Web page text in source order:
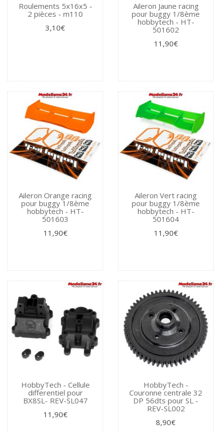
Roulements 5x16x5 -
2 pièces - m110
3,10€
Aileron Jaune racing
pour buggy 1/8ème
hobbytech - HT-
501602
11,90€
Aileron Orange racing
pour buggy 1/8ème
hobbytech - HT-
501603
11,90€
Aileron Vert racing
pour buggy 1/8ème
hobbytech - HT-
501604
11,90€
HobbyTech - Cellule
differentiel pour
BX8SL- REV-SL047
11,90€
HobbyTech -
Couronne centrale 32
DP 56dts pour SL -
REV-SL002
8,90€